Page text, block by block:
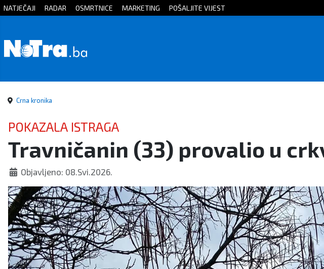
Početna
Sport
Kultura
Crna
kronika
Politika
Zanimljivosti
NATJEČAJI RADAR OSMRTNICE MARKETING POŠALJITE VIJEST
Crna kronika
POKAZALA ISTRAGA
Travničanin (33) provalio u
Objavljeno: 08.Svi.2026.